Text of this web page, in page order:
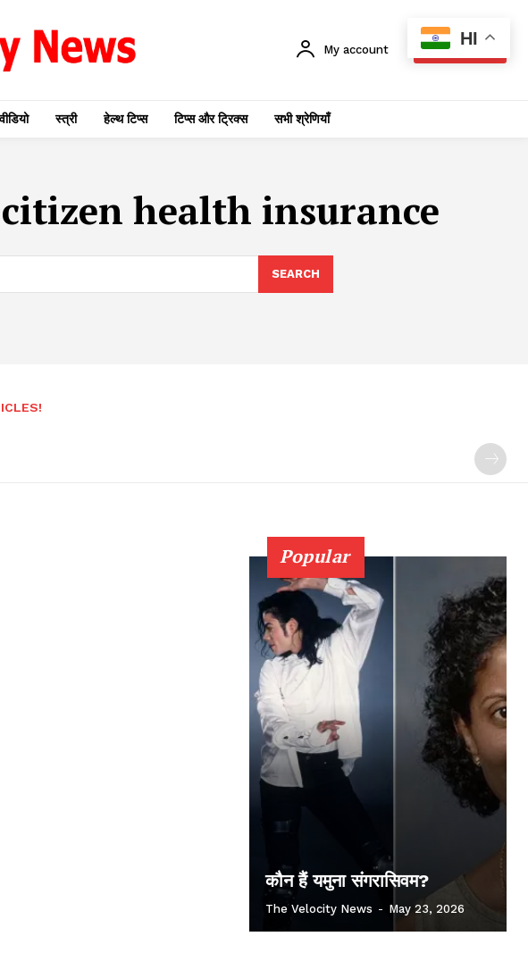
My account SUBSCRIBE
स्त्री हेल्थ टिप्स टिप्स और ट्रिक्स सभी श्रेणियाँ
health insurance
SEARCH
Popular
कौन हैं यमुना संगरासिवम?
The Velocity News - May 23, 2026
HI